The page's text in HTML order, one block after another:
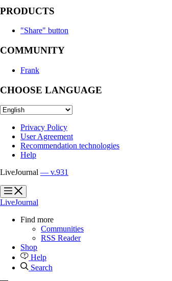
PRODUCTS
"Share" button
COMMUNITY
Frank
CHOOSE LANGUAGE
Privacy Policy
User Agreement
Recommendation technologies
Help
LiveJournal — v.931
?
?
LiveJournal
Find more
Communities
RSS Reader
Shop
Help
Search